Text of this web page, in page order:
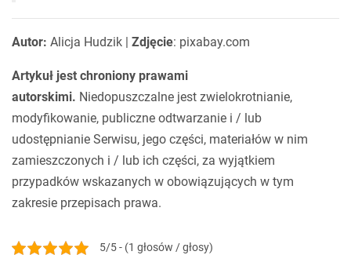
Autor: Alicja Hudzik | Zdjęcie: pixabay.com
Artykuł jest chroniony prawami
autorskimi. Niedopuszczalne jest zwielokrotnianie,
modyfikowanie, publiczne odtwarzanie i / lub
udostępnianie Serwisu, jego części, materiałów w nim
zamieszczonych i / lub ich części, za wyjątkiem
przypadków wskazanych w obowiązujących w tym
zakresie przepisach prawa.
5/5 - (1 głosów / głosy)